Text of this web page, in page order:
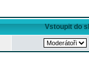
Vstoupit do